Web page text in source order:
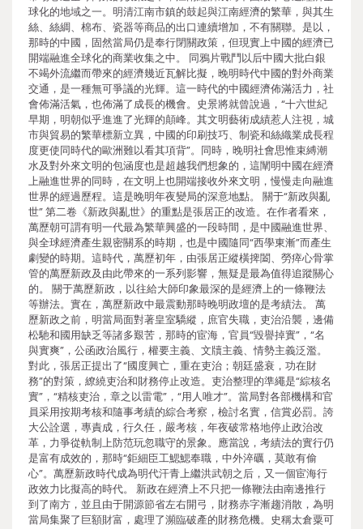
球化的地域之一。明清江南市鎮的鼓起與江南經濟的繁華，與其生
絲、絲綢、棉布、瓷器等商品的出口連續增加，不有關聯。是以，
那時的中國，固然當局仍是奉行閉關政策，但現實上中國的經濟已
開端融進全球化的商業收集之中。 同鴉片戰鬥以后中國大批白銀
不竭外流繼而帶來的經濟幾近瓦解比擬，晚明時代中國的對外商業
交通，是一種無可爭議的光輝。這一時代的中國經濟佈滿活力，社
會佈滿活氣，也佈滿了成長的機會。史景將就曾說過，“十六世紀
早期，明朝似乎進進了光輝的顛峰。其文明藝術成績惹人注視，城
市與貿易的繁華標新立異，中國的印刷技巧、制瓷和絲織業成長程
度更使同時代的歐洲難以看其項背”。同時，晚明社會思惟束縛潮
水及對外來文明的包涵度也是超越我們想象的，這闡明中國在經濟
上融進世界的同時，在文明上也開端接收外來文明，慢慢走向融進
世界的經過歷程。這是晚明年夜變局的深意地點。 關于“新政與亂
世” 第二卷《新政與亂世》的重點是張居正的改造。在作者看來，
萬歷朝可謂有明一代最為繁華興盛的一段時間，是中國融進世界、
與全球經濟產生親密關系的時期，也是中國隨同“西學東漸”而產生
劇變的時期。這時代，萬歷初年，由張居正縱橫捭闔、勞瘁心骨掌
管的萬歷新政及由此帶來的一系列影響，無疑是最為值得追蹤關心
的。 關于萬歷新政，以往給大師印象最深的是經濟上的一條鞭法
等辦法。實在，萬歷新政中最震動那時晚明政壇的是考績法。 萬
歷新政之前，明當局面對著皇室驕縱，庶官失職，吏治沿襲，邊備
松馳和國用缺乏等諸多艱苦，那時的宦海，官員“毀譽掉實”，“名
與實爽”，公函政治風行，權要主義、文牘主義、情勢主義泛濫。
對此，張居正提出了“國度興亡，重在吏治；朝廷盛衰，功在財
務”的對策，繚繞吏治和財務停止改造。吏治整理的準繩是“綜核名
實”，“精核吏治，章之以雷電”，“用人唯才”。當局對各部機構和官
員采用按期考核和隨事考績的綜合考察，檢討名實，信賞必罰。誇
大公詮選，專責成，行久任，嚴考核，年夜破常格地停止政治改
革，力爭從軌制上防范玩忽職守的景象。應當說，考績法的實行仍
是富有成效的，那時“鉅細臣工鰓鰓奉職，中外淬礪，莫敢有偷
心”。萬歷新政時代成為明代汗青上繼洪武朝之后，又一個宦海行
政效力比擬高的時代。 新政在經濟上不只把一條鞭法由南邊推行
到了南方，並且由于開源節省左右開弓，財務赤字漸趨消散，為明
當局集聚了巨額財富，處理了瀕臨破產的財務危機。史稱太倉粟可